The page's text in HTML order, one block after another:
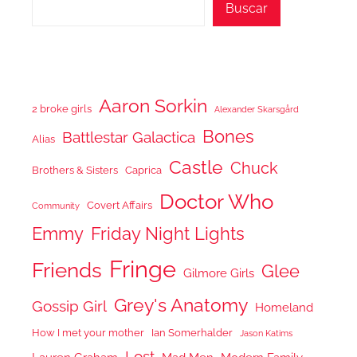
Buscar
2 broke girls Aaron Sorkin Alexander Skarsgård
Alias Battlestar Galactica Bones
Brothers & Sisters Caprica Castle Chuck
Community Covert Affairs Doctor Who
Emmy Friday Night Lights
Friends Fringe Gilmore Girls Glee
Gossip Girl Grey's Anatomy Homeland
How I met your mother Ian Somerhalder Jason Katims